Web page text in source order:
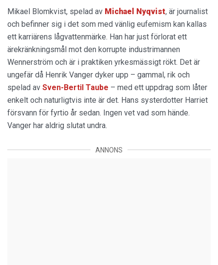
Mikael Blomkvist, spelad av Michael Nyqvist, är journalist
och befinner sig i det som med vänlig eufemism kan kallas
ett karriärens lågvattenmärke. Han har just förlorat ett
ärekränkningsmål mot den korrupte industrimannen
Wennerström och är i praktiken yrkesmässigt rökt. Det är
ungefär då Henrik Vanger dyker upp – gammal, rik och
spelad av Sven-Bertil Taube – med ett uppdrag som låter
enkelt och naturligtvis inte är det. Hans systerdotter Harriet
försvann för fyrtio år sedan. Ingen vet vad som hände.
Vanger har aldrig slutat undra.
ANNONS